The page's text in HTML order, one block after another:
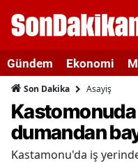
Gündem Ekonomi
Son Dakika Asayiş
dumandan
Kastamonu'da iş